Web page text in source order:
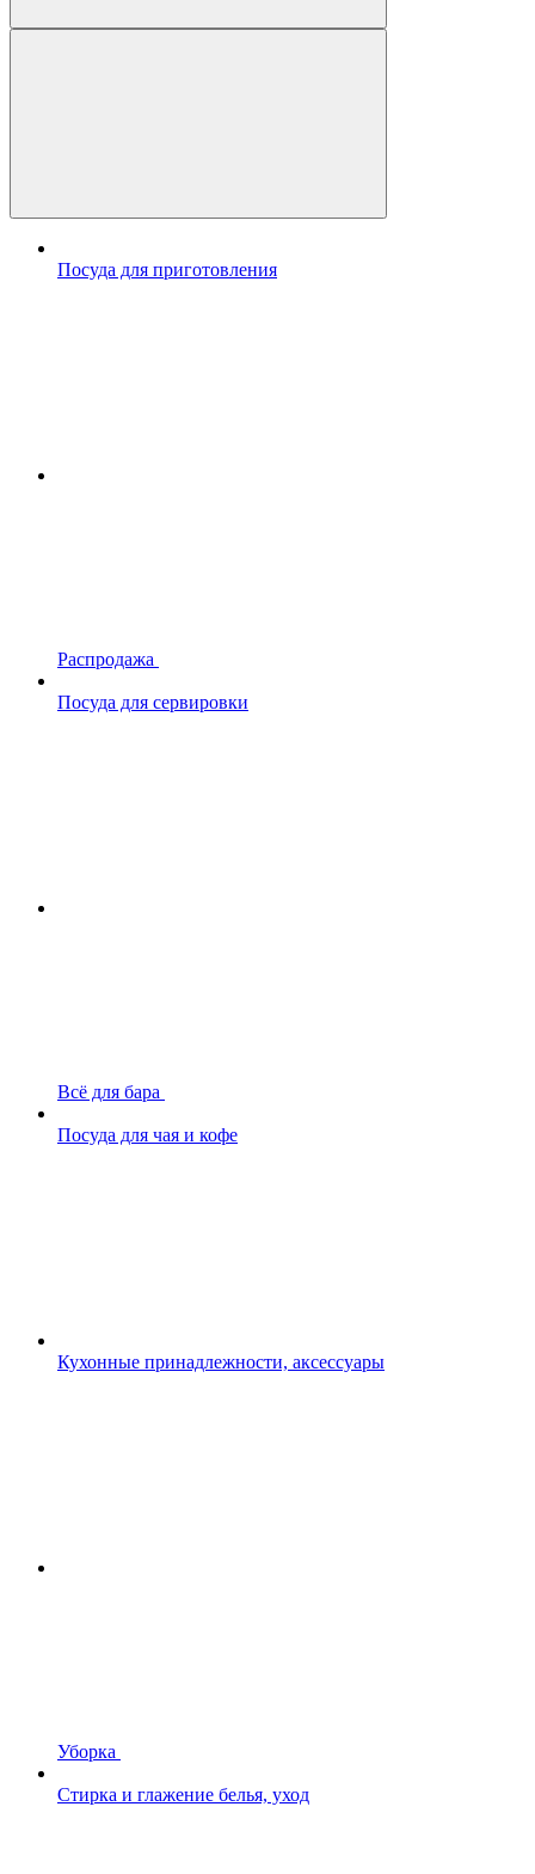
Посуда для приготовления
Распродажа
Посуда для сервировки
Всё для бара
Посуда для чая и кофе
Кухонные принадлежности, аксессуары
Уборка
Стирка и глажение белья, уход